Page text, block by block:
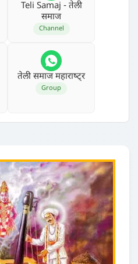
Teli Samaj - तेली
समाज
Channel
तेली समाज महाराष्‍ट्र
Group